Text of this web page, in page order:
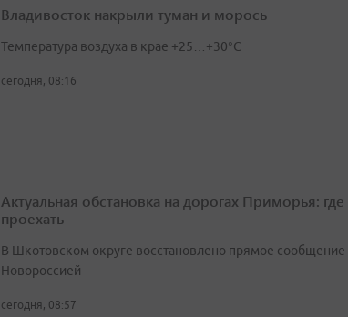
Владивосток накрыли туман и морось
Температура воздуха в крае +25…+30°C
сегодня, 08:16
Актуальная обстановка на дорогах Приморья:
проехать
В Шкотовском округе восстановлено прямое сообщение
Новороссией
сегодня, 08:57